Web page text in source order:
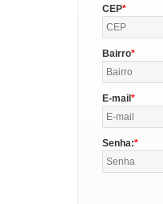
CEP
Bairro
E-mail
Senha: